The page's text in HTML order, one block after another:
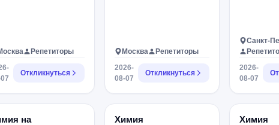
Репетиторы
Откликнуться
Москва
Репетиторы
2026-
08-07
Откликнуться
Санкт-
2026-
08-07
на
Химия Химия